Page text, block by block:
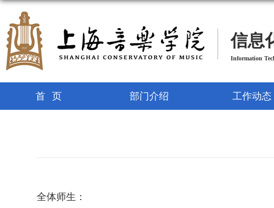
信息
Information
首页 部门介绍 工作动态
全体师生：